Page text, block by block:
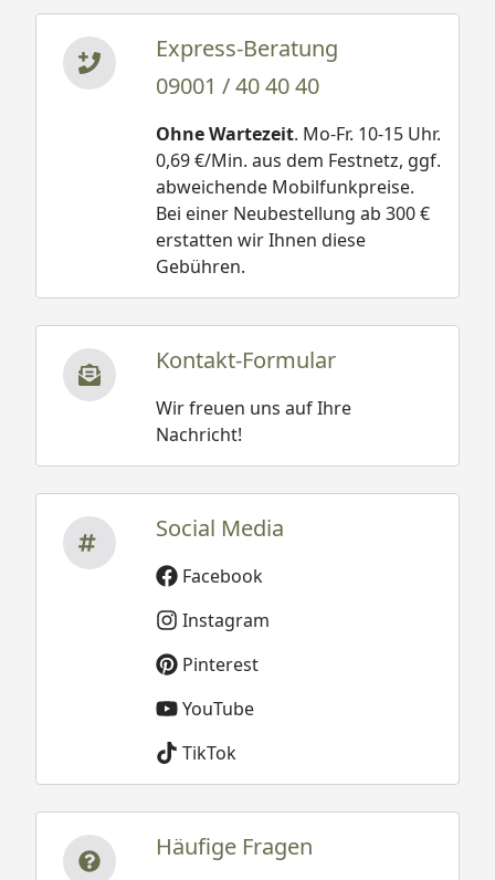
Express-Beratung
09001 / 40 40 40
Ohne Wartezeit. Mo-Fr. 10-15 Uhr.
0,69 €/Min. aus dem Festnetz, ggf.
abweichende Mobilfunkpreise.
Bei einer Neubestellung ab 300 €
erstatten wir Ihnen diese
Gebühren.
Kontakt-Formular
Wir freuen uns auf Ihre
Nachricht!
Social Media
Facebook
Instagram
Pinterest
YouTube
TikTok
Häufige Fragen